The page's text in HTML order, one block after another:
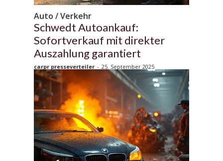
Auto / Verkehr
Schwedt Autoankauf:
Sofortverkauf mit direkter
Auszahlung garantiert
carpr presseverteiler - 25. September 2025